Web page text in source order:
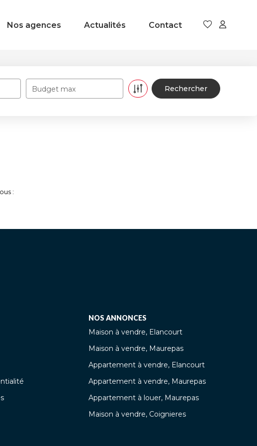
Nos agences Actualités Contact
Budget max
:
NOS ANNONCES
Maison à vendre, Elancourt
Maison à vendre, Maurepas
Appartement à vendre, Elancourt
Appartement à vendre, Maurepas
Appartement à louer, Maurepas
Maison à vendre, Coignieres